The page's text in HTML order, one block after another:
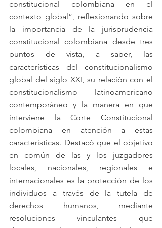
constitucional colombiana en el
contexto global”, reflexionando sobre
la importancia de la jurisprudencia
constitucional colombiana desde tres
puntos de vista, a saber, las
características del constitucionalismo
global del siglo XXI, su relación con el
constitucionalismo latinoamericano
contemporáneo y la manera en que
interviene la Corte Constitucional
colombiana en atención a estas
características. Destacó que el objetivo
en común de las y los juzgadores
locales, nacionales, regionales e
internacionales es la protección de los
individuos a través de la tutela de
derechos humanos, mediante
resoluciones vinculantes que